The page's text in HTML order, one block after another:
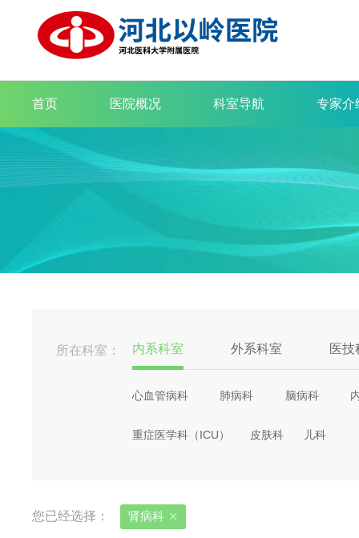
首页 医院概况 科室导航 专家介
所在科室： 内系科室 外系科室 医技
心血管病科 肺病科 脑病科
重症医学科（ICU） 皮肤科 儿科
您已经选择： 肾病科 